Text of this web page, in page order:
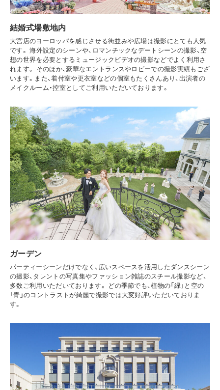
結婚式場敷地内
大宮店のヨーロッパを感じさせる街並みや広場は撮影にとても人気
です。 海外設定のシーンや、ロマンチックなデートシーンの撮影、空
想の世界を必要とするミュージックビデオの撮影などでよく利用さ
れます。 そのほか、豪華なエントランスやロビーでの撮影実績もござ
います。また、着付室や更衣室などの個室もたくさんあり、出演者の
メイクルーム・控室としてご利用いただいております。
ガーデン
パーティーシーンだけでなく、広いスペースを活用したダンスシーン
の撮影、タレントの写真集やファッション雑誌のスチール撮影など、
多数ご利用いただいております。 どの季節でも、植物の「緑」と空の
「青」のコントラストが綺麗で撮影では大変好評いただいておりま
す。